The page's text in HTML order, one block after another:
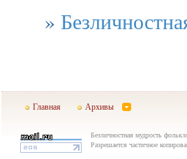
»
Главная Архивы
Безличностная мудрость
Разрешается частичное